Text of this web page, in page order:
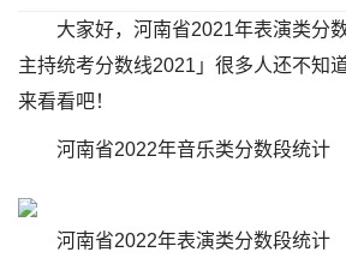
大家好，河南省2021年表演类分
主持统考分数线2021」很多人还不知
来看看吧！
河南省2022年音乐类分数段统计
河南省2022年表演类分数段统计